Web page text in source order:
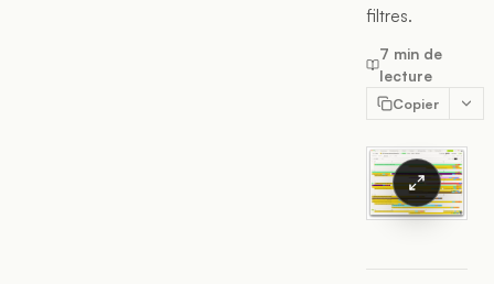
filtres.
7 min de
lecture
Copier